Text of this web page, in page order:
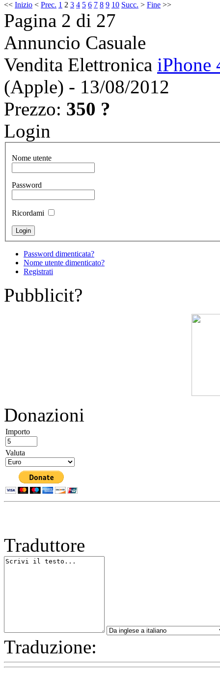
<< Inizio < Prec. 1 2 3 4 5 6 7 8 9 10 Succ. > Fine >>
Pagina 2 di 27
Annuncio Casuale
Vendita Elettronica iPhone
(Apple) - 13/08/2012
Prezzo: 350 ?
Login
Nome utente
Password
Ricordami
Password dimenticata?
Nome utente dimenticato?
Registrati
Pubblicit?
Donazioni
Importo
Valuta
Traduttore
Traduzione: